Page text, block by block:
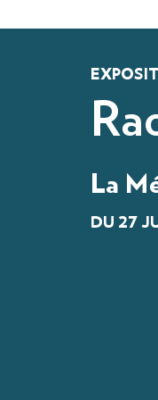
La
DU 27